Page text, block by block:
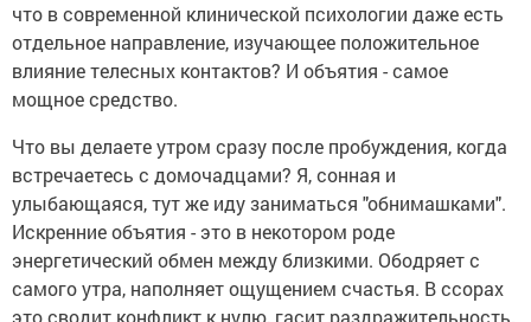
что в современной клинической психологии даже есть
отдельное направление, изучающее положительное
влияние телесных контактов? И объятия - самое
мощное средство.
Что вы делаете утром сразу после пробуждения, когда
встречаетесь с домочадцами? Я, сонная и
улыбающаяся, тут же иду заниматься "обнимашками".
Искренние объятия - это в некотором роде
энергетический обмен между близкими. Ободряет с
самого утра, наполняет ощущением счастья. В ссорах